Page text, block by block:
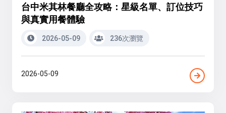
台中米其林餐廳全攻略：星級名單、訂位技巧
與真實用餐體驗
2026-05-09 236次瀏覽
2026-05-09